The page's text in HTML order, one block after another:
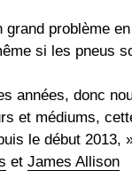
problème
si les pneus
années, donc
et médiums,
le début 2013,
et James Allison